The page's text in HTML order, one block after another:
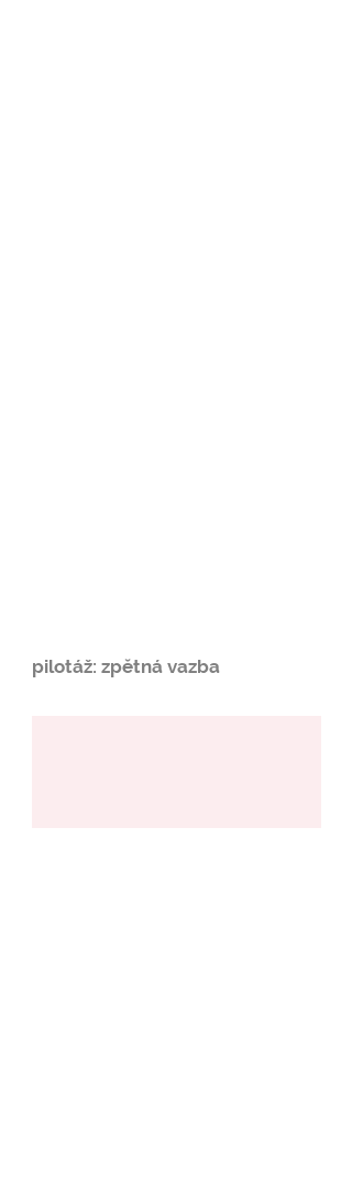
pilotáž: zpětná vazba